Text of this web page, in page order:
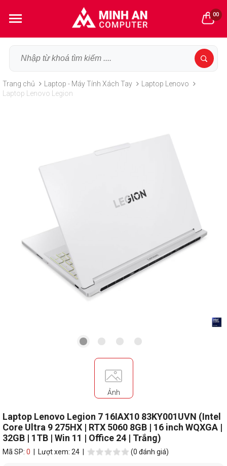
00
Trang chủ Laptop - Máy Tính Xách Tay
Laptop Lenovo
Laptop Lenovo Legion
Ảnh
Laptop Lenovo Legion 7 16IAX10 83KY001UVN (Intel
Core Ultra 9 275HX | RTX 5060 8GB | 16 inch WQXGA |
32GB | 1TB | Win 11 | Office 24 | Trắng)
Mã SP: 0 | Lượt xem: 24 | (0 đánh giá)